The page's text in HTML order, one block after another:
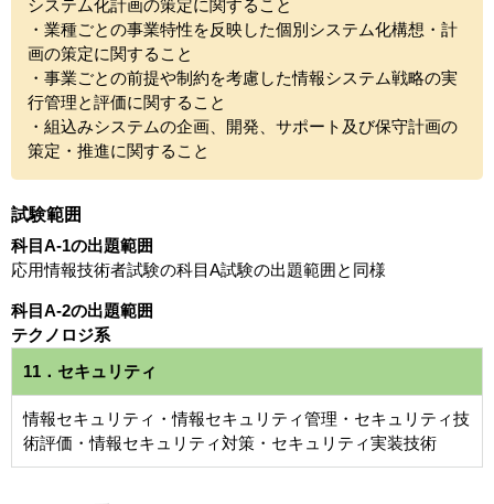
システム化計画の策定に関すること
・業種ごとの事業特性を反映した個別システム化構想・計
画の策定に関すること
・事業ごとの前提や制約を考慮した情報システム戦略の実
行管理と評価に関すること
・組込みシステムの企画、開発、サポート及び保守計画の
策定・推進に関すること
試験範囲
科目A-1の出題範囲
応用情報技術者試験の科目A試験の出題範囲と同様
科目A-2の出題範囲
テクノロジ系
11．セキュリティ
情報セキュリティ・情報セキュリティ管理・セキュリティ技
術評価・情報セキュリティ対策・セキュリティ実装技術